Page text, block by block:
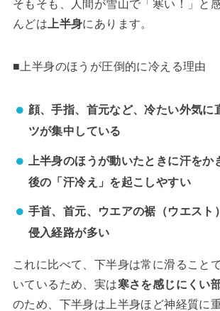
そもそも、人間が雪山で「寒い！」と
んどは上半身にあります。
■上半身のほうが圧倒的に冷える理由
顔、手指、首元など、冷たい外気に
ツが集中している
上半身のほうが動いたときに汗をか
後の「汗冷え」を起こしやすい
手首、首元、ウエアの裾（ウエスト
侵入経路が多い
これに比べて、下半身は常に滑ること
いているため、実は寒さを感じにくい
のため、下半身は上半身ほど神経質に